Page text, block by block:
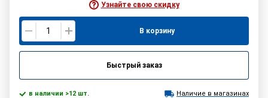
Узнайте свою скидку
В корзину
Быстрый заказ
в наличии >12 шт. Наличие в магазинах